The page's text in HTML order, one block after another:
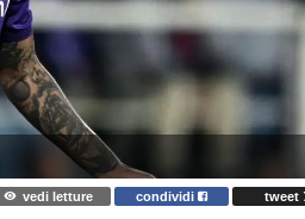
vedi letture condividi tweet